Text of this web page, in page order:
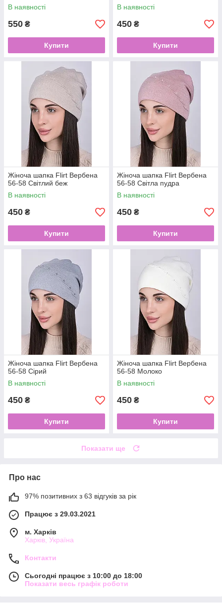
В наявності
550 ₴
Купити
В наявності
450 ₴
Купити
Жіноча шапка Flirt Вербена
56-58 Світлий беж
В наявності
450 ₴
Купити
Жіноча шапка Flirt Вербена
56-58 Світла пудра
В наявності
450 ₴
Купити
Жіноча шапка Flirt Вербена
56-58 Сірий
В наявності
450 ₴
Купити
Жіноча шапка Flirt Вербена
56-58 Молоко
В наявності
450 ₴
Купити
Показати ще
Про нас
97% позитивних з 63 відгуків за рік
Працює з 29.03.2021
м. Харків
Харків, Україна
Контакти
Сьогодні працює з 10:00 до 18:00
Показати весь графік роботи